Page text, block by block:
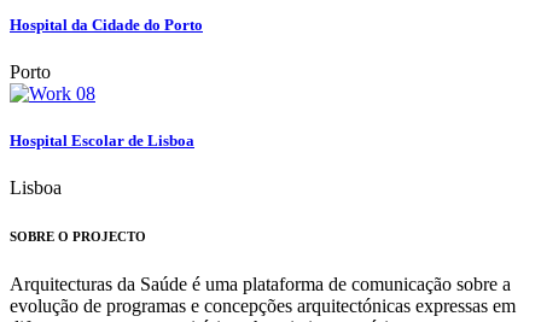
Hospital da Cidade do Porto
Porto
Hospital Escolar de Lisboa
Lisboa
SOBRE O PROJECTO
Arquitecturas da Saúde é uma plataforma de comunicação sobre a
evolução de programas e concepções arquitectónicas expressas em